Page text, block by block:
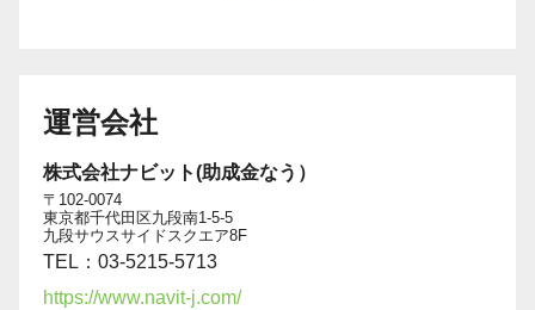
運営会社
株式会社ナビット(助成金なう）
〒102-0074
東京都千代田区九段南1-5-5
九段サウスサイドスクエア8F
TEL：03-5215-5713
https://www.navit-j.com/